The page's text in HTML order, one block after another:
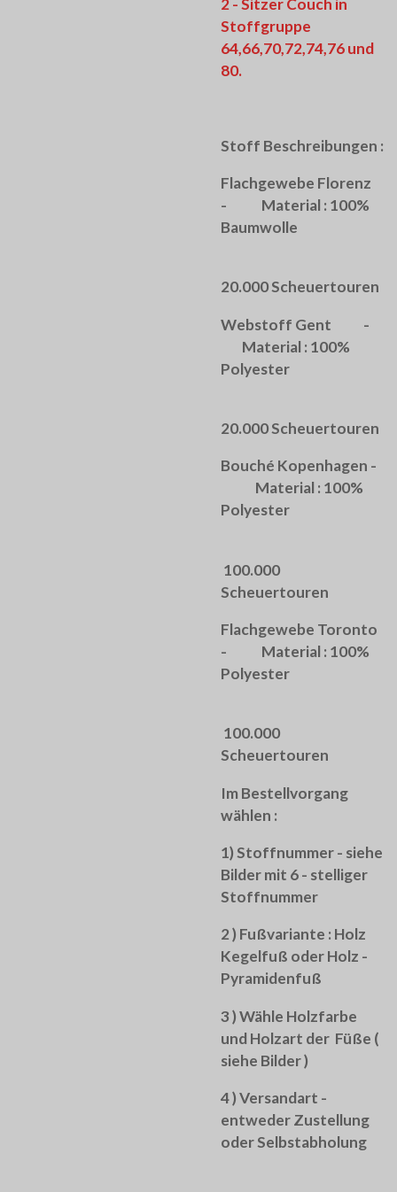
2 - Sitzer Couch in
Stoffgruppe
64,66,70,72,74,76 und
80.
Stoff Beschreibungen :
Flachgewebe Florenz
- Material : 100%
Baumwolle
20.000 Scheuertouren
Webstoff Gent -
Material : 100%
Polyester
20.000 Scheuertouren
Bouché Kopenhagen -
Material : 100%
Polyester
100.000
Scheuertouren
Flachgewebe Toronto
- Material : 100%
Polyester
100.000
Scheuertouren
Im Bestellvorgang
wählen :
1) Stoffnummer - siehe
Bilder mit 6 - stelliger
Stoffnummer
2 ) Fußvariante : Holz
Kegelfuß oder Holz -
Pyramidenfuß
3 ) Wähle Holzfarbe
und Holzart der Füße (
siehe Bilder )
4 ) Versandart -
entweder Zustellung
oder Selbstabholung